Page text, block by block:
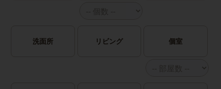
洗面所 リビング 個室